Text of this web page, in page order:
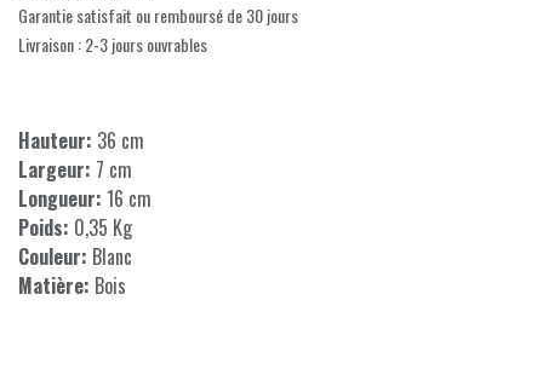
Garantie satisfait ou remboursé de 30 jours
Livraison : 2-3 jours ouvrables
Hauteur: 36 cm
Largeur: 7 cm
Longueur: 16 cm
Poids: 0,35 Kg
Couleur: Blanc
Matière: Bois